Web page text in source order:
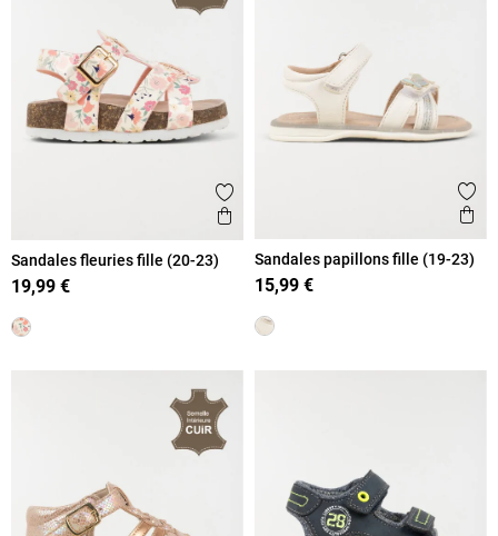
Ajouter aux favoris
Aperçu rapide
Sandales fleuries fille (20-23)
19,99 €
Sandales papillons fille (19-23)
15,99 €